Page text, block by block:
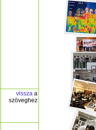
vissza a
szöveghez